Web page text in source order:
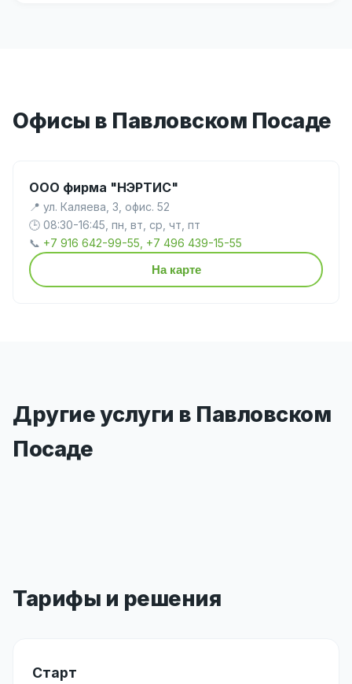
Офисы в Павловском Посаде
ООО фирма "НЭРТИС"
📍 ул. Каляева, 3, офис. 52
🕒 08:30-16:45, пн, вт, ср, чт, пт
📞 +7 916 642-99-55, +7 496 439-15-55
На карте
Другие услуги в Павловском
Посаде
Тарифы и решения
Старт